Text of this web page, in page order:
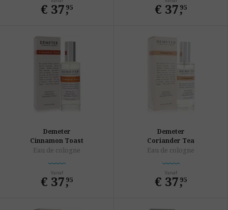
€ 37,
95 € 37,
95
Demeter
Cinnamon Toast
Eau de cologne
Vanaf
€ 37,
95
Demeter
Coriander Tea
Eau de cologne
Vanaf
€ 37,
95